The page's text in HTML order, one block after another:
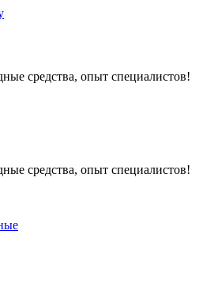
средства, опыт специалистов!
средства, опыт специалистов!